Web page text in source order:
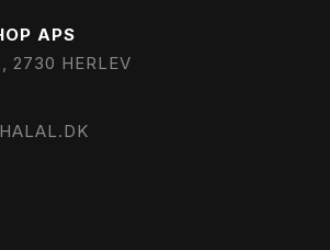
APS
2730 HERLEV